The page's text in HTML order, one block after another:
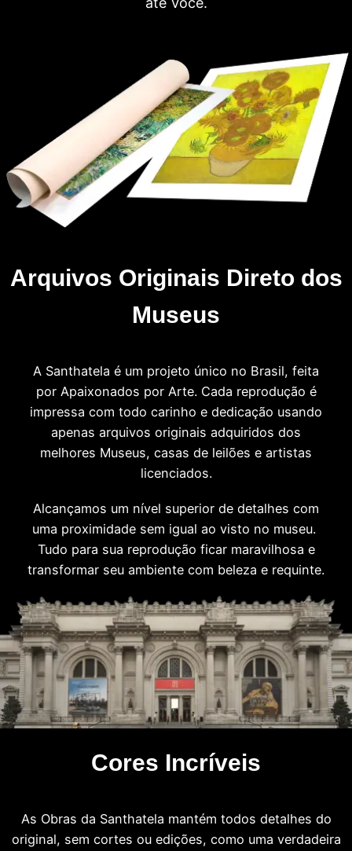
Arquivos Originais Direto dos
Museus
A Santhatela é um projeto único no Brasil, feita
por Apaixonados por Arte. Cada reprodução é
impressa com todo carinho e dedicação usando
apenas arquivos originais adquiridos dos
melhores Museus, casas de leilões e artistas
licenciados.
Alcançamos um nível superior de detalhes com
uma proximidade sem igual ao visto no museu.
Tudo para sua reprodução ficar maravilhosa e
transformar seu ambiente com beleza e requinte.
Cores Incríveis
As Obras da Santhatela mantém todos detalhes do
original, sem cortes ou edições, como uma verdadeira